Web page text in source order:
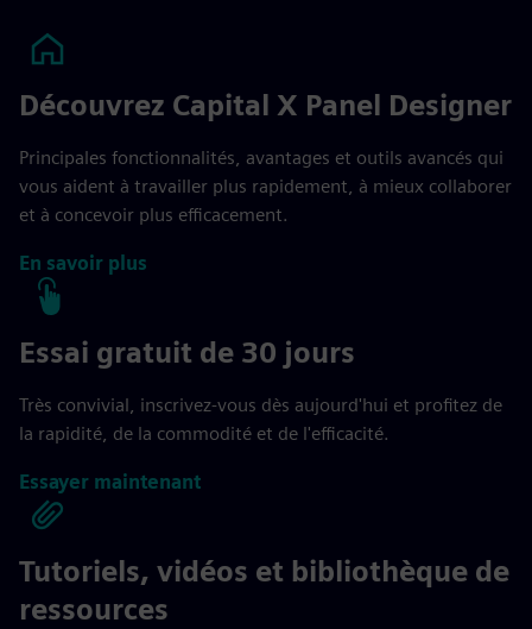
Découvrez Capital X Panel Designer
Principales fonctionnalités, avantages et outils avancés qui
vous aident à travailler plus rapidement, à mieux collaborer
et à concevoir plus efficacement.
En savoir plus
Essai gratuit de 30 jours
Très convivial, inscrivez-vous dès aujourd'hui et profitez de
la rapidité, de la commodité et de l'efficacité.
Essayer maintenant
Tutoriels, vidéos et bibliothèque de
ressources